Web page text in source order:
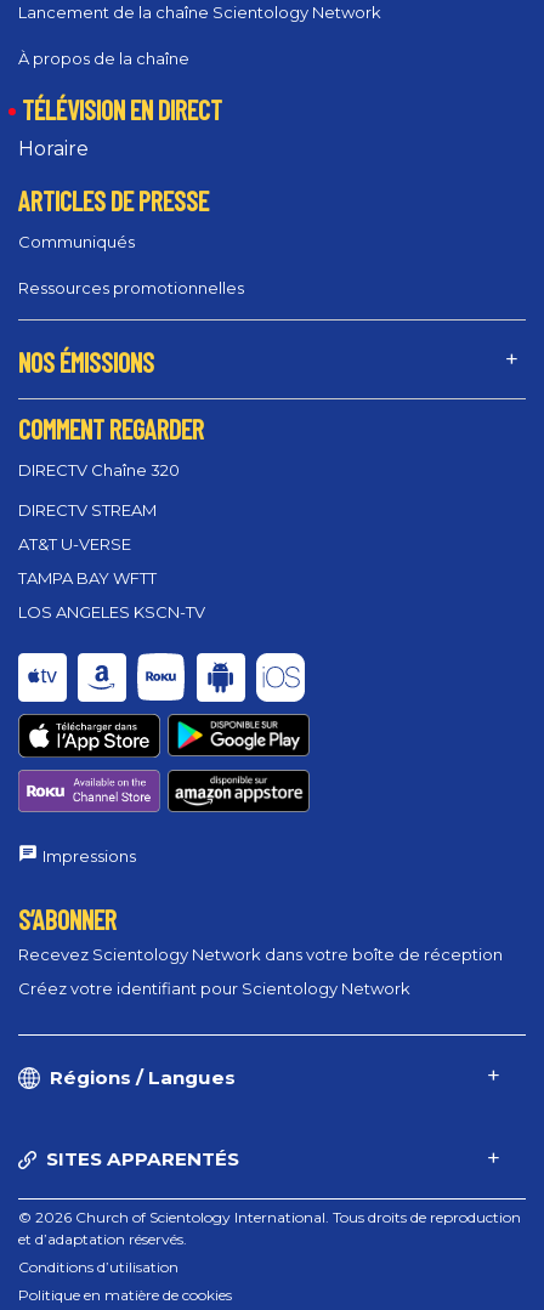
Lancement de la chaîne Scientology Network
À propos de la chaîne
TÉLÉVISION EN DIRECT
Horaire
ARTICLES DE PRESSE
Communiqués
Ressources promotionnelles
NOS ÉMISSIONS
COMMENT REGARDER
DIRECTV Chaîne 320
DIRECTV STREAM
AT&T U-VERSE
TAMPA BAY WFTT
LOS ANGELES KSCN-TV
Impressions
S’ABONNER
Recevez Scientology Network dans votre boîte de réception
Créez votre identifiant pour Scientology Network
Régions / Langues
SITES APPARENTÉS
© 2026 Church of Scientology International. Tous droits de reproduction
et d’adaptation réservés.
Conditions d’utilisation
Politique en matière de cookies